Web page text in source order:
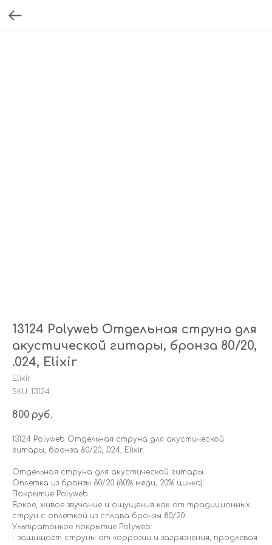
13124 Polyweb Отдельная струна для
акустической гитары, бронза 80/20,
.024, Elixir
Elixir
SKU: 13124
800 руб.
13124 Polyweb Отдельная струна для акустической
гитары, бронза 80/20, .024, Elixir.
Отдельная струна для акустической гитары.
Оплетка из бронзы 80/20 (80% меди, 20% цинка).
Покрытие Polyweb.
Яркое, живое звучание и ощущения как от традиционных
струн с оплеткой из сплава бронзы 80/20.
Ультратонкое покрытие Polyweb:
- защищает струны от коррозии и загрязнения, продлевая